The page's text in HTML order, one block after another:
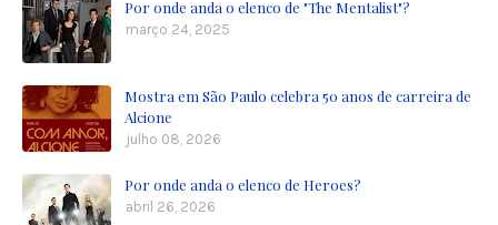
Por onde anda o elenco de "The Mentalist"?
março 24, 2025
Mostra em São Paulo celebra 50 anos de carreira de
Alcione
julho 08, 2026
Por onde anda o elenco de Heroes?
abril 26, 2026